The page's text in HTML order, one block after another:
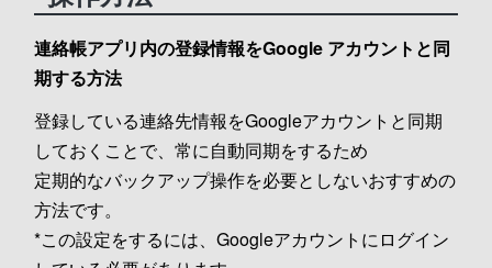
連絡帳アプリ内の登録情報をGoogle アカウントと同
期する方法
登録している連絡先情報をGoogleアカウントと同期
しておくことで、常に自動同期をするため
定期的なバックアップ操作を必要としないおすすめの
方法です。
*この設定をするには、Googleアカウントにログイン